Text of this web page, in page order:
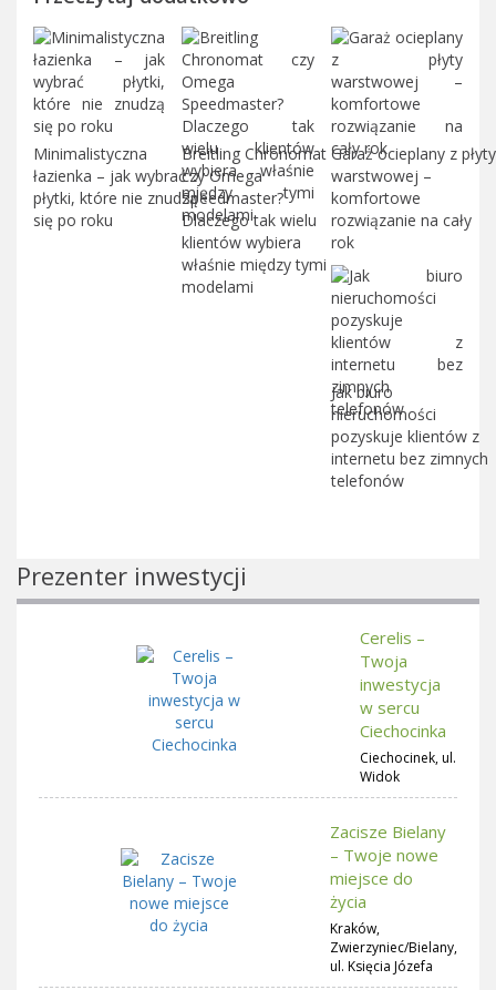
Minimalistyczna
łazienka – jak wybrać
płytki, które nie znudzą
się po roku
Breitling Chronomat
czy Omega
Speedmaster?
Dlaczego tak wielu
klientów wybiera
właśnie między tymi
modelami
Garaż ocieplany z płyty
warstwowej –
komfortowe
rozwiązanie na cały
rok
Jak biuro
nieruchomości
pozyskuje klientów z
internetu bez zimnych
telefonów
Prezenter inwestycji
Cerelis –
Twoja
inwestycja
w sercu
Ciechocinka
Ciechocinek, ul.
Widok
Zacisze Bielany
– Twoje nowe
miejsce do
życia
Kraków,
Zwierzyniec/Bielany,
ul. Księcia Józefa